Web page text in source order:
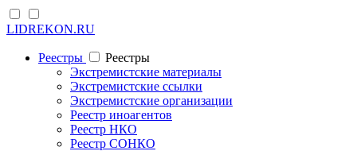
LIDREKON.RU
Реестры
Реестры
Экстремистские материалы
Экстремистские ссылки
Экстремистские организации
Реестр иноагентов
Реестр НКО
Реестр СОНКО